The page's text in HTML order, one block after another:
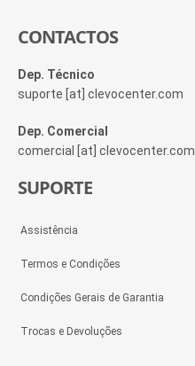
CONTACTOS
Dep. Técnico
suporte [at] clevocenter.com
Dep. Comercial
comercial [at] clevocenter.com
SUPORTE
Assistência
Termos e Condições
Condições Gerais de Garantia
Trocas e Devoluções